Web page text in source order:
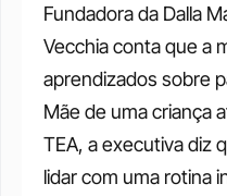
Fundadora da Dalla
Vecchia conta que a
aprendizados sobre
Mãe de uma criança
TEA, a executiva diz
lidar com uma rotina